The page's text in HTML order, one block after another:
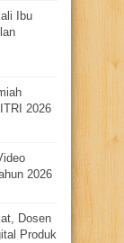
Ibu
2026
2026
Dosen
Produk